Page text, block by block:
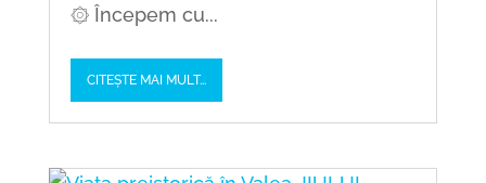
۞ Începem cu...
CITEȘTE MAI MULT...